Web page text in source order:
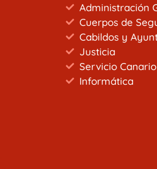
Administración
Cuerpos de
Cabildos y
Justicia
Servicio
Informática